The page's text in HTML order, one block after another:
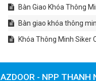
Bàn Giao Khóa Thông
Bàn giao khóa thông
Khóa Thông Minh Siker
AZDOOR - NPP THANH